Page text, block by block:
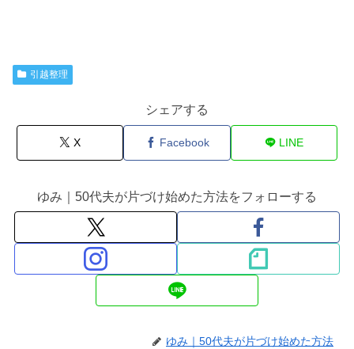
引越整理
シェアする
X Facebook LINE
ゆみ｜50代夫が片づけ始めた方法をフォローする
ゆみ｜50代夫が片づけ始めた方法